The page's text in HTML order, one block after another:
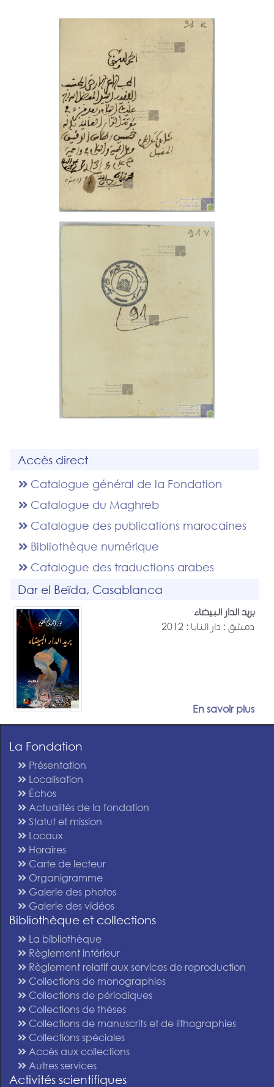
Accès direct
Catalogue général de la Fondation
Catalogue du Maghreb
Catalogue des publications marocaines
Bibliothèque numérique
Catalogue des traductions arabes
Dar el Beïda, Casablanca
بريد الدار البيضاء
دمشق : دار النايا : 2012
En savoir plus
La Fondation
Présentation
Localisation
Échos
Actualités de la fondation
Statut et mission
Locaux
Horaires
Carte de lecteur
Organigramme
Galerie des photos
Galerie des vidéos
Bibliothèque et collections
La bibliothèque
Règlement intérieur
Règlement relatif aux services de reproduction
Collections de monographies
Collections de périodiques
Collections de thèses
Collections de manuscrits et de lithographies
Collections spéciales
Accès aux collections
Autres services
Activités scientifiques